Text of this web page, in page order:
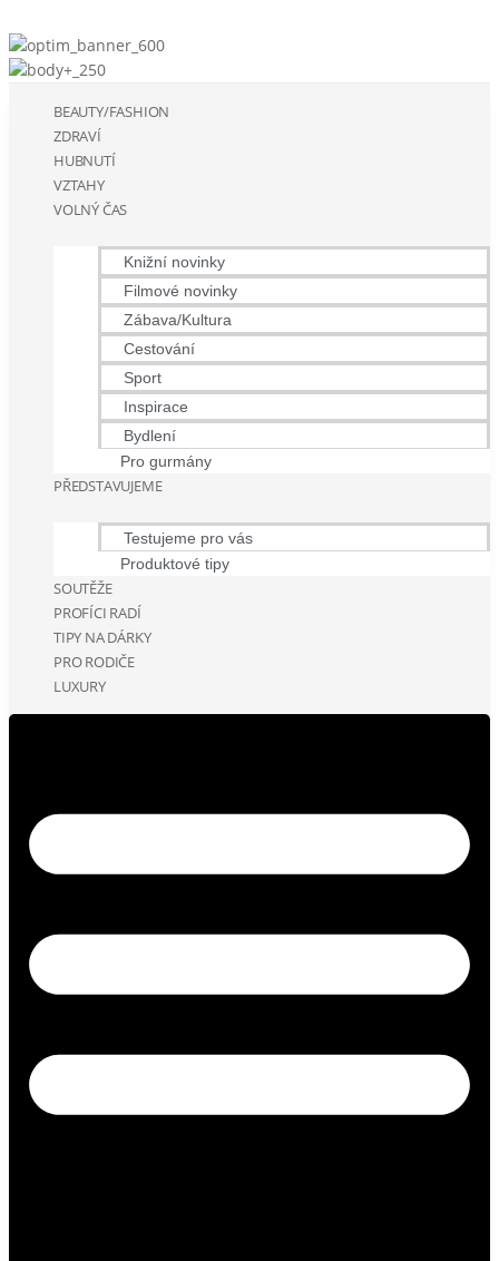
BEAUTY/FASHION
ZDRAVÍ
HUBNUTÍ
VZTAHY
VOLNÝ ČAS
Knižní novinky
Filmové novinky
Zábava/Kultura
Cestování
Sport
Inspirace
Bydlení
Pro gurmány
PŘEDSTAVUJEME
Testujeme pro vás
Produktové tipy
SOUTĚŽE
PROFÍCI RADÍ
TIPY NA DÁRKY
PRO RODIČE
LUXURY